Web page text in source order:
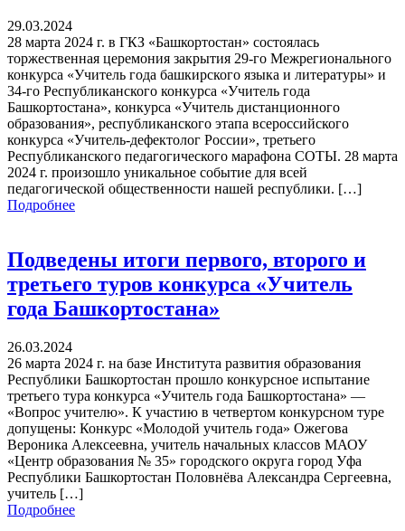
29.03.2024
28 марта 2024 г. в ГКЗ «Башкортостан» состоялась
торжественная церемония закрытия 29-го Межрегионального
конкурса «Учитель года башкирского языка и литературы» и
34-го Республиканского конкурса «Учитель года
Башкортостана», конкурса «Учитель дистанционного
образования», республиканского этапа всероссийского
конкурса «Учитель-дефектолог России», третьего
Республиканского педагогического марафона СОТЫ. 28 марта
2024 г. произошло уникальное событие для всей
педагогической общественности нашей республики. […]
Подробнее
Подведены итоги первого, второго и
третьего туров конкурса «Учитель
года Башкортостана»
26.03.2024
26 марта 2024 г. на базе Института развития образования
Республики Башкортостан прошло конкурсное испытание
третьего тура конкурса «Учитель года Башкортостана» —
«Вопрос учителю». К участию в четвертом конкурсном туре
допущены: Конкурс «Молодой учитель года» Ожегова
Вероника Алексеевна, учитель начальных классов МАОУ
«Центр образования № 35» городского округа город Уфа
Республики Башкортостан Половнёва Александра Сергеевна,
учитель […]
Подробнее